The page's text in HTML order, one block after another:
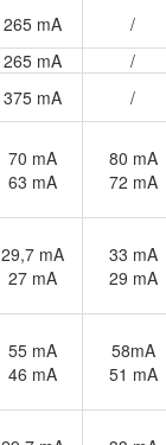
265 mA
/
265 mA
/
375 mA /
70 mA
63 mA
80 mA
72 mA
29,7 mA
27 mA
33 mA
29 mA
55 mA
46 mA
58mA
51 mA